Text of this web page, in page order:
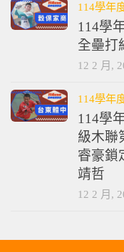
114學年
114學
全壘打
12 2 月,
114學年
114學
級木聯
睿豪鎖
靖哲
12 2 月,